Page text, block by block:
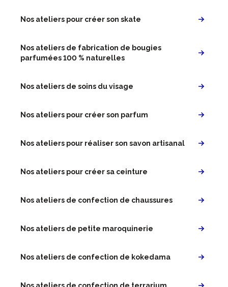
Nos ateliers pour créer son skate
Nos ateliers de fabrication de bougies
parfumées 100 % naturelles
Nos ateliers de soins du visage
Nos ateliers pour créer son parfum
Nos ateliers pour réaliser son savon artisanal
Nos ateliers pour créer sa ceinture
Nos ateliers de confection de chaussures
Nos ateliers de petite maroquinerie
Nos ateliers de confection de kokedama